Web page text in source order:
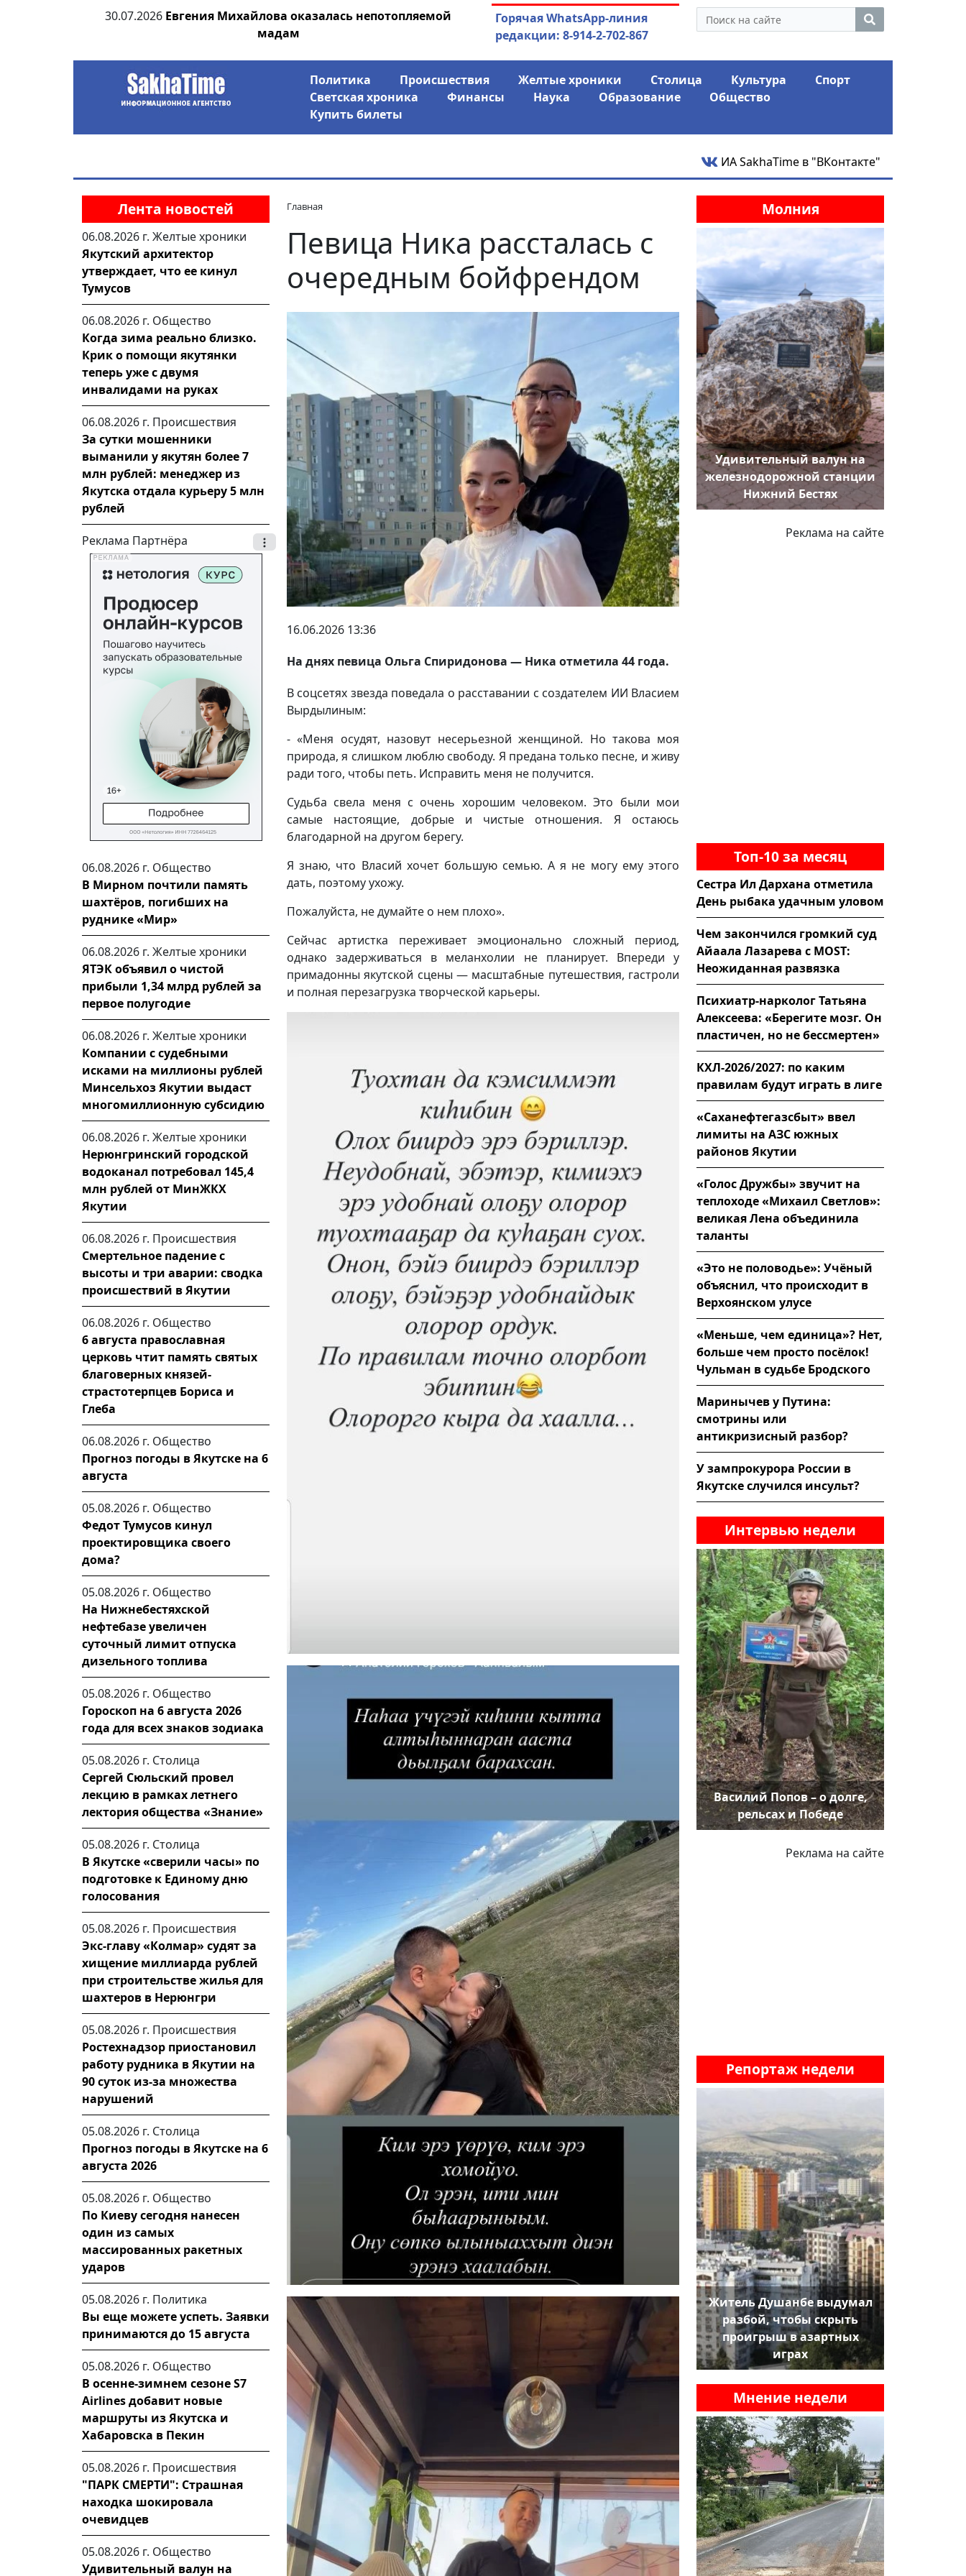
30.07.2026 Евгения Михайлова оказалась непотопляемой
мадам
30.07.2026 Экс-спикер Якутской гордумы стал основным
совладельцем гостиницы «Лена»
03.08.2026
Горячая WhatsApp-линия
редакции: 8-914-2-702-867
Политика Происшествия Желтые хроники Столица Культура
Спорт
Светская хроника
Финансы Наука Образование
Общество
Купить билеты
ИА SakhaTime в "ВКонтакте"
Лента новостей
06.08.2026 г. Желтые хроники
Якутский архитектор
утверждает, что ее кинул
Тумусов
06.08.2026 г. Общество
Когда зима реально близко.
Крик о помощи якутянки
теперь уже с двумя
инвалидами на руках
06.08.2026 г. Происшествия
За сутки мошенники
выманили у якутян более 7
млн рублей: менеджер из
Якутска отдала курьеру 5 млн
рублей
Реклама Партнёра
06.08.2026 г. Общество
В Мирном почтили память
шахтёров, погибших на
руднике «Мир»
06.08.2026 г. Желтые хроники
ЯТЭК объявил о чистой
прибыли 1,34 млрд рублей за
первое полугодие
06.08.2026 г. Желтые хроники
Компании с судебными
исками на миллионы рублей
Минсельхоз Якутии выдаст
многомиллионную субсидию
06.08.2026 г. Желтые хроники
Нерюнгринский городской
водоканал потребовал 145,4
млн рублей от МинЖКХ
Якутии
06.08.2026 г. Происшествия
Смертельное падение с
высоты и три аварии: сводка
происшествий в Якутии
06.08.2026 г. Общество
6 августа православная
церковь чтит память святых
благоверных князей-
страстотерпцев Бориса и
Глеба
06.08.2026 г. Общество
Прогноз погоды в Якутске на 6
августа
05.08.2026 г. Общество
Федот Тумусов кинул
проектировщика своего
дома?
05.08.2026 г. Общество
На Нижнебестяхской
нефтебазе увеличен
суточный лимит отпуска
дизельного топлива
05.08.2026 г. Общество
Гороскоп на 6 августа 2026
года для всех знаков зодиака
05.08.2026 г. Столица
Сергей Сюльский провел
лекцию в рамках летнего
лектория общества «Знание»
05.08.2026 г. Столица
В Якутске «сверили часы» по
подготовке к Единому дню
голосования
05.08.2026 г. Происшествия
Экс-главу «Колмар» судят за
хищение миллиарда рублей
при строительстве жилья для
шахтеров в Нерюнгри
05.08.2026 г. Происшествия
Ростехнадзор приостановил
работу рудника в Якутии на
90 суток из-за множества
нарушений
05.08.2026 г. Столица
Прогноз погоды в Якутске на 6
августа 2026
05.08.2026 г. Общество
По Киеву сегодня нанесен
один из самых
массированных ракетных
ударов
05.08.2026 г. Политика
Вы еще можете успеть. Заявки
принимаются до 15 августа
05.08.2026 г. Общество
В осенне-зимнем сезоне S7
Airlines добавит новые
маршруты из Якутска и
Хабаровска в Пекин
05.08.2026 г. Происшествия
"ПАРК СМЕРТИ": Страшная
находка шокировала
очевидцев
05.08.2026 г. Общество
Удивительный валун на
Главная
Певица Ника рассталась с
очередным бойфрендом
16.06.2026 13:36
На днях певица Ольга Спиридонова — Ника отметила 44 года.
В соцсетях звезда поведала о расставании с создателем ИИ Власием
Вырдылиным:
- «Меня осудят, назовут несерьезной женщиной. Но такова моя
природа, я слишком люблю свободу. Я предана только песне, и живу
ради того, чтобы петь. Исправить меня не получится.
Судьба свела меня с очень хорошим человеком. Это были мои
самые настоящие, добрые и чистые отношения. Я остаюсь
благодарной на другом берегу.
Я знаю, что Власий хочет большую семью. А я не могу ему этого
дать, поэтому ухожу.
Пожалуйста, не думайте о нем плохо».
Сейчас артистка переживает эмоционально сложный период,
однако задерживаться в меланхолии не планирует. Впереди у
примадонны якутской сцены — масштабные путешествия, гастроли
и полная перезагрузка творческой карьеры.
Молния
Удивительный валун на
железнодорожной станции
Нижний Бестях
Реклама на сайте
Топ-10 за месяц
Сестра Ил Дархана отметила
День рыбака удачным уловом
Чем закончился громкий суд
Айаала Лазарева с MOST:
Неожиданная развязка
Психиатр-нарколог Татьяна
Алексеева: «Берегите мозг. Он
пластичен, но не бессмертен»
КХЛ-2026/2027: по каким
правилам будут играть в лиге
«Саханефтегазсбыт» ввел
лимиты на АЗС южных
районов Якутии
«Голос Дружбы» звучит на
теплоходе «Михаил Светлов»:
великая Лена объединила
таланты
«Это не половодье»: Учёный
объяснил, что происходит в
Верхоянском улусе
«Меньше, чем единица»? Нет,
больше чем просто посёлок!
Чульман в судьбе Бродского
Маринычев у Путина:
смотрины или
антикризисный разбор?
У зампрокурора России в
Якутске случился инсульт?
Интервью недели
Василий Попов – о долге,
рельсах и Победе
Реклама на сайте
Репортаж недели
Житель Душанбе выдумал
разбой, чтобы скрыть
проигрыш в азартных
играх
Мнение недели